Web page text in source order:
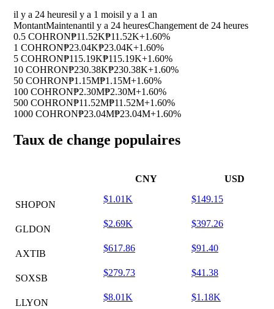
il y a 24 heuresil y a 1 moisil y a 1 an
MontantMaintenantil y a 24 heuresChangement de 24 heures
0.5 COHRON₱11.52K₱11.52K+1.60%
1 COHRON₱23.04K₱23.04K+1.60%
5 COHRON₱115.19K₱115.19K+1.60%
10 COHRON₱230.38K₱230.38K+1.60%
50 COHRON₱1.15M₱1.15M+1.60%
100 COHRON₱2.30M₱2.30M+1.60%
500 COHRON₱11.52M₱11.52M+1.60%
1000 COHRON₱23.04M₱23.04M+1.60%
Taux de change populaires
CNY USD
SHOPON
$1.01K $149.15
GLDON
$2.69K $397.26
AXTIB
$617.86 $91.40
SOXSB
$279.73 $41.38
LLYON
$8.01K $1.18K